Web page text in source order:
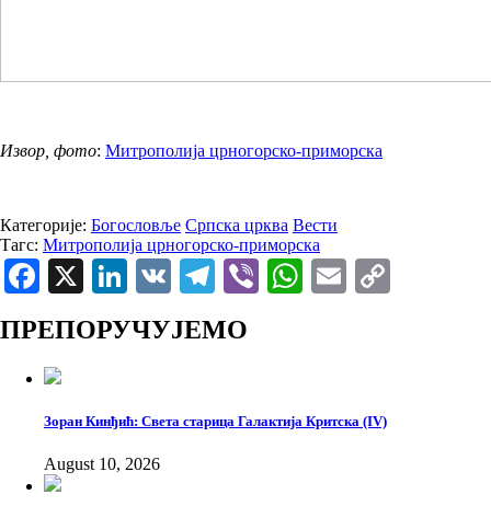
Извор, фото: Митрополија црногорско-приморска
Категорије: Богословље Српска црква Вести
Тагс: Митрополија црногорско-приморска
Facebook
X LinkedIn
VK Telegram
ViberWhatsApp
Email
ПРЕПОРУЧУЈЕМО
Зоран Кинђић: Света старица Галактија Критска (IV)
August 10, 2026